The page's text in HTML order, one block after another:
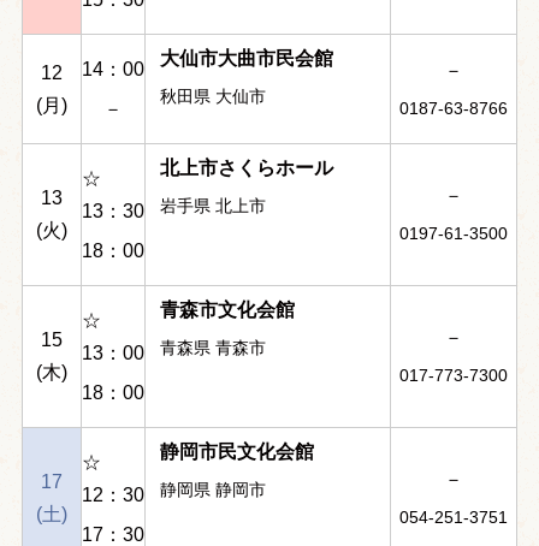
12
(月)
14：00
－
大仙市大曲市民会館
秋田県 大仙市
－
0187-63-8766
13
(火)
☆
13：30
18：00
北上市さくらホール
岩手県 北上市 －
0197-61-3500
15
(木)
☆
13：00
18：00
青森市文化会館
青森県 青森市 －
017-773-7300
17
(土)
☆
12：30
17：30
静岡市民文化会館
静岡県 静岡市 －
054-251-3751